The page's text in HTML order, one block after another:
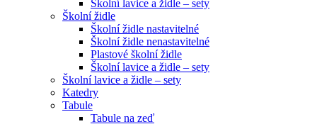
Školní lavice a židle – sety
Školní židle
Školní židle nastavitelné
Školní židle nenastavitelné
Plastové školní židle
Školní lavice a židle – sety
Školní lavice a židle – sety
Katedry
Tabule
Tabule na zeď